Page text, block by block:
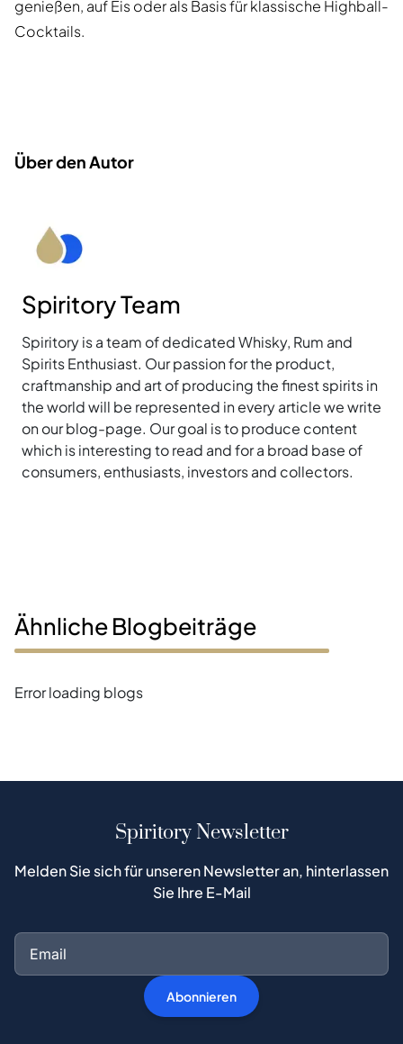
genießen, auf Eis oder als Basis für klassische Highball-
Cocktails.
Über den Autor
Spiritory Team
Spiritory is a team of dedicated Whisky, Rum and
Spirits Enthusiast. Our passion for the product,
craftmanship and art of producing the finest spirits in
the world will be represented in every article we write
on our blog-page. Our goal is to produce content
which is interesting to read and for a broad base of
consumers, enthusiasts, investors and collectors.
Ähnliche Blogbeiträge
Error loading blogs
Spiritory Newsletter
Melden Sie sich für unseren Newsletter an, hinterlassen
Sie Ihre E-Mail
Abonnieren